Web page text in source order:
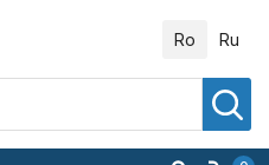
Ro Ru